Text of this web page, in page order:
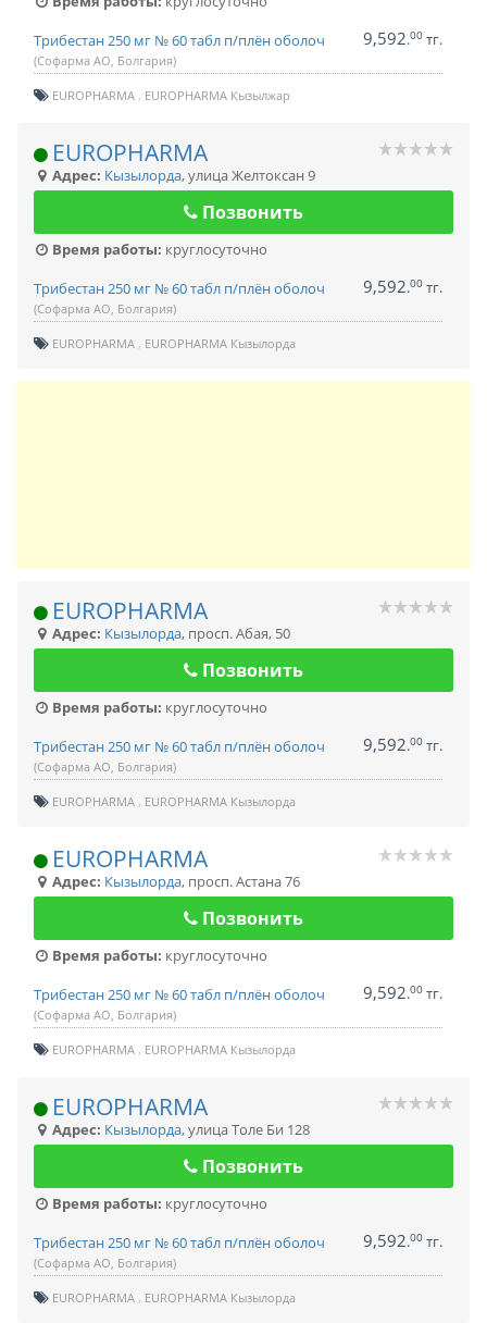
Трибестан 250 мг № 60 табл п/плён оболоч
(Софарма АО, Болгария)
9,592.00 тг.
EUROPHARMA EUROPHARMA Кызылжар
EUROPHARMA
Адрес: Кызылорда,улица Желтоксан 9
Позвонить
Время работы: круглосуточно
Трибестан 250 мг № 60 табл п/плён оболоч
(Софарма АО, Болгария)
9,592.00 тг.
EUROPHARMA EUROPHARMA Кызылорда
EUROPHARMA
Адрес: Кызылорда, просп. Абая, 50
Позвонить
Время работы: круглосуточно
Трибестан 250 мг № 60 табл п/плён оболоч
(Софарма АО, Болгария)
9,592.00 тг.
EUROPHARMA EUROPHARMA Кызылорда
EUROPHARMA
Адрес: Кызылорда, просп. Астана 76
Позвонить
Время работы: круглосуточно
Трибестан 250 мг № 60 табл п/плён оболоч
(Софарма АО, Болгария)
9,592.00 тг.
EUROPHARMA EUROPHARMA Кызылорда
EUROPHARMA
Адрес: Кызылорда,улица Толе Би 128
Позвонить
Время работы: круглосуточно
Трибестан 250 мг № 60 табл п/плён оболоч
(Софарма АО, Болгария)
9,592.00 тг.
EUROPHARMA EUROPHARMA Кызылорда